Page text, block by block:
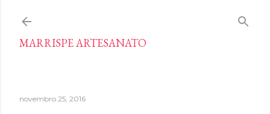
MARRISPE ARTESANATO
novembro 25, 2016